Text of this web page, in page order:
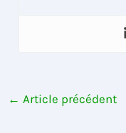
← Article précédent